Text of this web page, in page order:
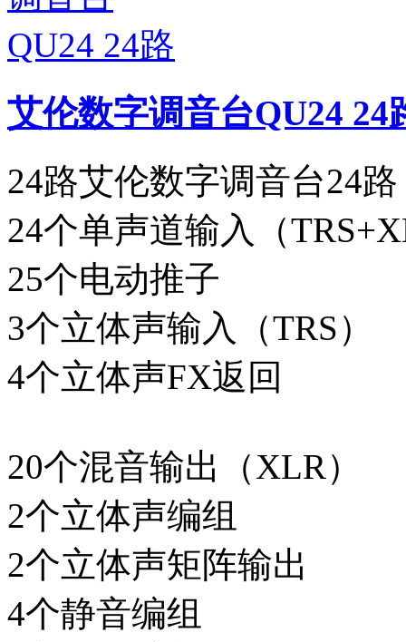
艾伦数字调音台QU24 24
24路艾伦数字调音台24路
24个单声道输入（
25个电动推子
3个立体声输入（TRS）
4个立体声FX返回
20个混音输出（XLR）
2个立体声编组
2个立体声矩阵输出
4个静音编组